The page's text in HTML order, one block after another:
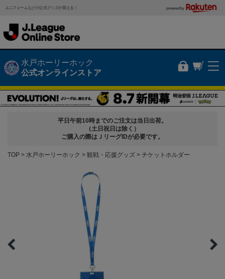
ユニフォームなどの公式グッズが買える！ powered by
水戸ホーリーホック
公式オンラインストア
平日午前10時までのご注文は当日出荷。
（土日祝日は除く）
ご購入の際はＪリーグIDが必要です。
TOP 水戸ホーリーホック 観戦・応援グッズ チケットホルダー